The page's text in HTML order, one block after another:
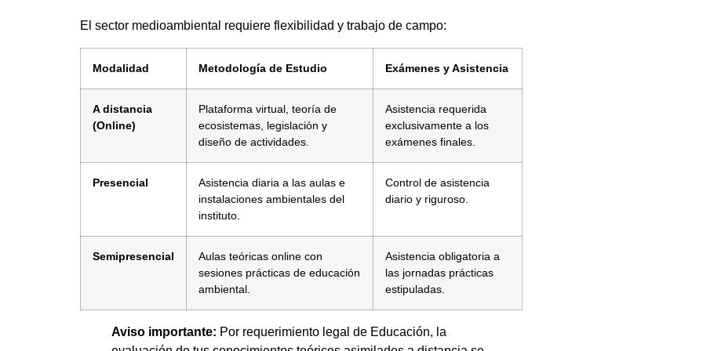
El sector medioambiental requiere flexibilidad y trabajo de campo:
Modalidad Metodología de Estudio Exámenes y Asistencia
A distancia
(Online)
Plataforma virtual, teoría de
ecosistemas, legislación y
diseño de actividades.
Asistencia requerida
exclusivamente a los
exámenes finales.
Presencial
Asistencia diaria a las aulas e
instalaciones ambientales del
instituto.
Control de asistencia
diario y riguroso.
Semipresencial
Aulas teóricas online con
sesiones prácticas de educación
ambiental.
Asistencia obligatoria a
las jornadas prácticas
estipuladas.
Aviso importante: Por requerimiento legal de Educación, la